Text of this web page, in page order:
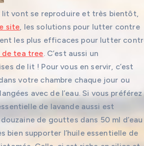
lit vont se reproduire et très bientôt,
site, les solutions pour lutter contre
les plus efficaces pour lutter
de tea tree. C’est aussi un
de lit ! Pour vous en servir, c’est
votre chambre chaque jour ou
avec de l’eau. Si vous préférez
de lavande aussi est
de gouttes dans 50 ml d’eau
bien supporter l’huile essentielle de